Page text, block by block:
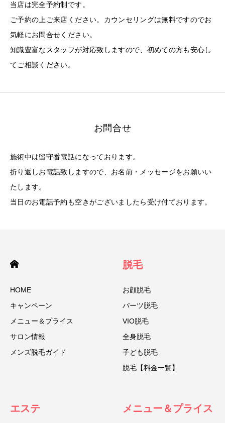
当店は完全予約制です。
ご予約の上ご来店ください。カウンセリングは無料ですのでお
気軽にお問合せください。
知識豊富なスタッフが対応致しますので、初めての方も安心し
てご相談ください。
お問合せ
施術中は留守番電話になっております。
折り返しお電話致しますので、お名前・メッセージをお願いい
たします。
当日のお電話予約も空きがございましたら受け付ております。
HOME
キャンペーン
メニュー＆プライス
サロン情報
メンズ脱毛ガイド
脱毛
お顔脱毛
パーツ脱毛
VIO脱毛
全身脱毛
子ども脱毛
脱毛【料金一覧】
エステ メニュー＆プライス